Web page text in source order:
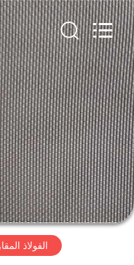
منزل،
بيت
منتجات
معلومات
عنا
2026
Orientland
Wire
Mesh
Products
Co.,
Ltd.
All
Rights
Reserved.
Developed
by
ECER
الفولاذ